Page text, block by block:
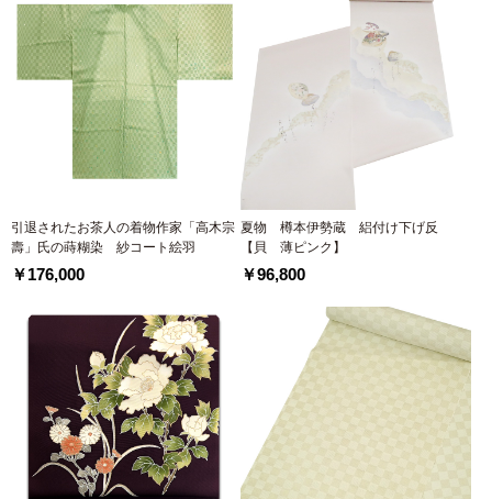
引退されたお茶人の着物作家「高木宗
壽」氏の蒔糊染 紗コート絵羽
￥176,000
夏物 樽本伊勢蔵 絽付け下げ反
【貝 薄ピンク】
￥96,800